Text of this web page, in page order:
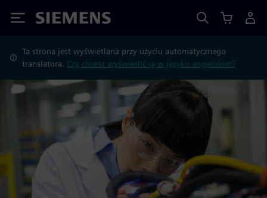
Siemens
Ta strona jest wyświetlana przy użyciu automatycznego
translatora. Czy chcesz wyświetlić ją w języku angielskim?